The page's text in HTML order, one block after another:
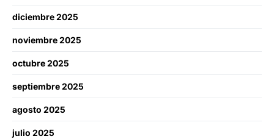
diciembre 2025
noviembre 2025
octubre 2025
septiembre 2025
agosto 2025
julio 2025